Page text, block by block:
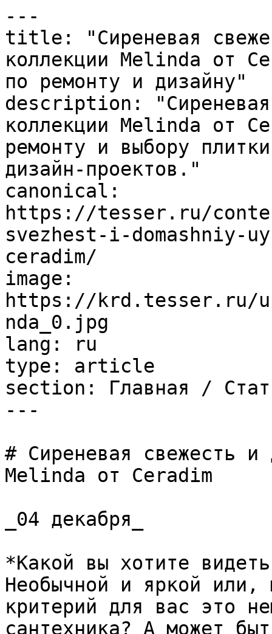
---
title: "Сиреневая
коллекции Melinda от
по ремонту и дизайну"
description: "Сиреневая
коллекции Melinda от
ремонту и выбору
дизайн-проектов."
canonical:
https://tesser.ru/
svezhest-i-
ceradim/
image:
https://krd.tesser.ru/
nda_0.jpg
lang: ru
type: article
section: Главная /
---
# Сиреневая свежесть и
Melinda от Ceradim
_04 декабря_
*Какой вы хотите
Необычной и яркой или,
критерий для вас это
сантехника? А может